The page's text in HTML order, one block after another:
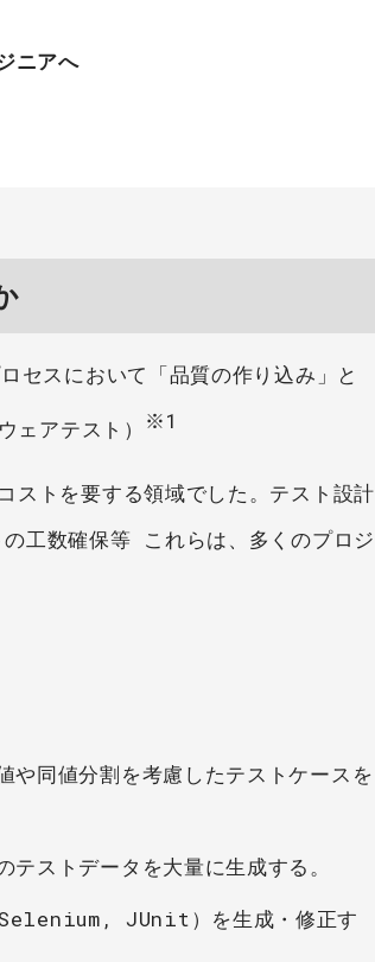
ニアへ
セスにおいて「品質の作り込み」と
アテスト）
※1
ストを要する領域でした。テスト設計
工数確保等 これらは、多くのプロジ
や同値分割を考慮したテストケースを
ストデータを大量に生成する。
Selenium, JUnit）を生成・修正す